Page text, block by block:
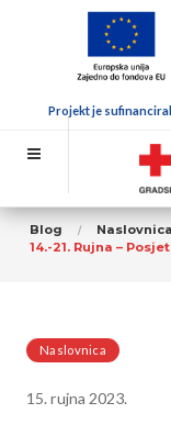
Projekt je
Blog Naslovnica
14.-21. Rujna –
Naslovnica
15. rujna 2023.